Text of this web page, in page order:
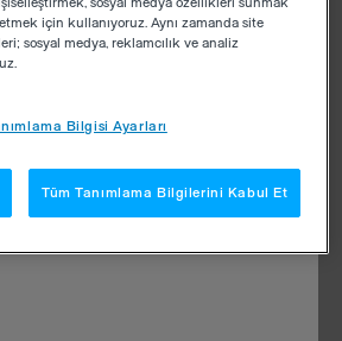
sosyal medya özellikleri sunmak
için kullanıyoruz. Aynı zamanda site
sosyal medya, reklamcılık ve analiz
Bilgisi Ayarları
Tüm Tanımlama Bilgilerini Kabul Et